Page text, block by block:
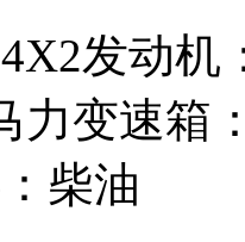
4X2发动机
力变速箱
柴油